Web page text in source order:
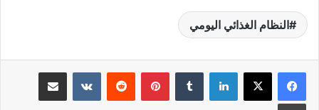
النظام الغذائي اليومي
لينكدإن بينتيريست مشاركة عبر البريد
طباعة